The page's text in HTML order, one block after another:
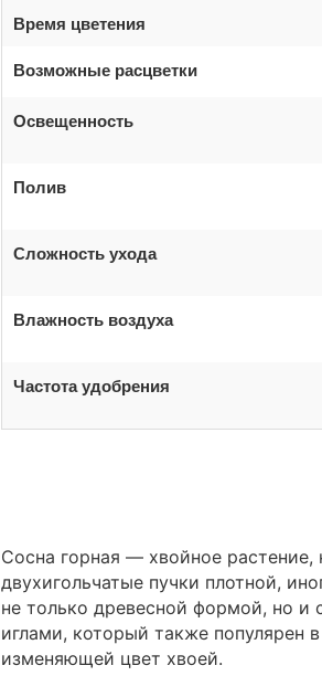
Время цветения
Возможные расцветки
Освещенность
Полив
Сложность ухода
Влажность воздуха
Частота удобрения
Сосна горная — хвойное растение,
двухигольчатые пучки плотной,
не только древесной формой, но
иглами, который также популярен
изменяющей цвет хвоей.